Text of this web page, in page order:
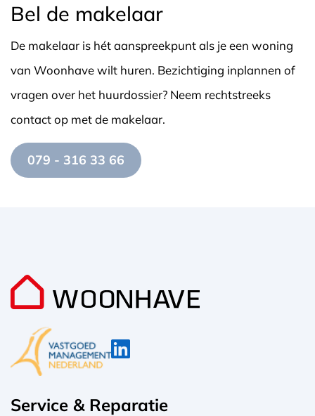
Bel de makelaar
De makelaar is hét aanspreekpunt als je een woning
van Woonhave wilt huren. Bezichtiging inplannen of
vragen over het huurdossier? Neem rechtstreeks
contact op met de makelaar.
079 - 316 33 66
Service & Reparatie